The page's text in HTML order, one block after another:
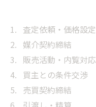
査定依頼・価格設定
媒介契約締結
販売活動・内覧対応
買主との条件交渉
売買契約締結